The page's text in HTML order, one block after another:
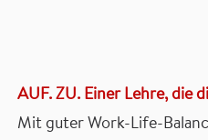
AUF. ZU. Einer Lehre, die
Mit guter Work-Life-